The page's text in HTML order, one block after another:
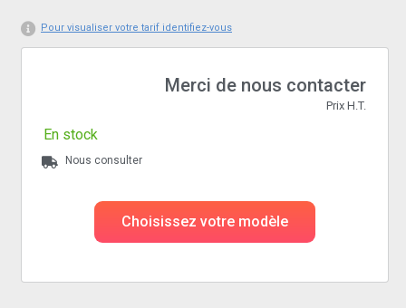
Pour visualiser votre tarif identifiez-vous
Merci de nous contacter
Prix H.T.
En stock
Nous consulter
Choisissez votre modèle